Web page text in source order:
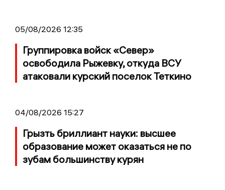
05/08/2026 12:35
Группировка войск «Север»
освободила Рыжевку, откуда ВСУ
атаковали курский поселок Теткино
04/08/2026 15:27
Грызть бриллиант науки: высшее
образование может оказаться не по
зубам большинству курян